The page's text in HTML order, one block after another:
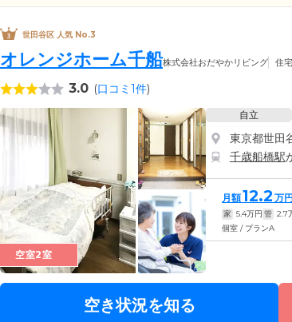
世田谷区 人気 No.3
オレンジホーム千船株式会社おだやかリビング 住
3.0 (口コミ1件)
空室2室
自立
東京都世田
千歳船橋駅
月額12.2 万
家 5.4万円 管 2.7
個室 / プランA
空き状況を知る